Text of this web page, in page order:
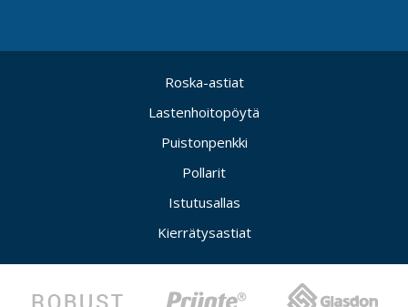
Roska-astiat
Lastenhoitopöytä
Puistonpenkki
Pollarit
Istutusallas
Kierrätysastiat